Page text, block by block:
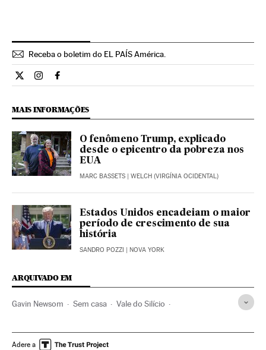
Receba o boletim do EL PAÍS América.
Economia El País Brasil en Twitter
Economia El País Brasil en Instagram
Economia El País Brasil en Facebook
MAIS INFORMAÇÕES
O fenômeno Trump, explicado
desde o epicentro da pobreza nos
EUA
MARC BASSETS | WELCH (VIRGÍNIA OCIDENTAL)
Estados Unidos encadeiam o maior
período de crescimento de sua
história
SANDRO POZZI | NOVA YORK
ARQUIVADO EM
Gavin Newsom Sem casa Vale do Silício
Califórnia Apple Pobreza
Adere a